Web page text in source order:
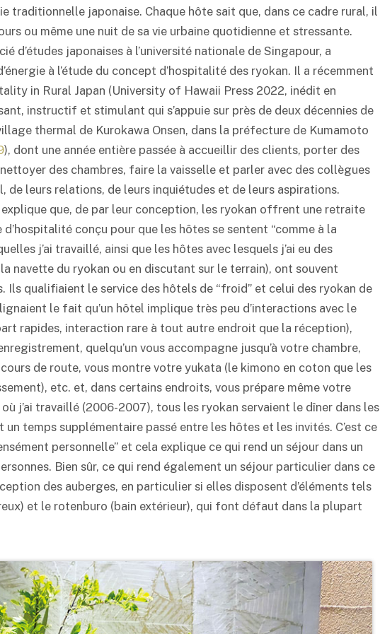
traditionnelle japonaise. Chaque hôte sait que, dans ce cadre rural, il
ou même une nuit de sa vie urbaine quotidienne et stressante.
d’études japonaises à l’université nationale de Singapour, a
à l’étude du concept d’hospitalité des ryokan. Il a récemment
in Rural Japan (University of Hawaii Press 2022, inédit en
instructif et stimulant qui s’appuie sur près de deux décennies de
thermal de Kurokawa Onsen, dans la préfecture de Kumamoto
), dont une année entière passée à accueillir des clients, porter des
des chambres, faire la vaisselle et parler avec des collègues
de leurs relations, de leurs inquiétudes et de leurs aspirations.
que, de par leur conception, les ryokan offrent une retraite
conçu pour que les hôtes se sentent “comme à la
j’ai travaillé, ainsi que les hôtes avec lesquels j’ai eu des
navette du ryokan ou en discutant sur le terrain), ont souvent
Ils qualifiaient le service des hôtels de “froid” et celui des ryokan de
le fait qu’un hôtel implique très peu d’interactions avec le
rapides, interaction rare à tout autre endroit que la réception),
quelqu’un vous accompagne jusqu’à votre chambre,
de route, vous montre votre yukata (le kimono en coton que les
etc. et, dans certains endroits, vous prépare même votre
j’ai travaillé (2006-2007), tous les ryokan servaient le dîner dans les
un temps supplémentaire passé entre les hôtes et les invités. C’est ce
personnelle” et cela explique ce qui rend un séjour dans un
Bien sûr, ce qui rend également un séjour particulier dans ce
des auberges, en particulier si elles disposent d’éléments tels
et le rotenburo (bain extérieur), qui font défaut dans la plupart